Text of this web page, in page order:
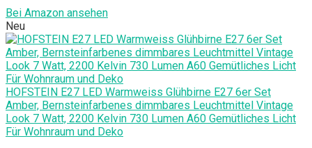
Bei Amazon ansehen
Neu
HOFSTEIN E27 LED Warmweiss Glühbirne E27 6er Set
Amber, Bernsteinfarbenes dimmbares Leuchtmittel Vintage
Look 7 Watt, 2200 Kelvin 730 Lumen A60 Gemütliches Licht
Für Wohnraum und Deko